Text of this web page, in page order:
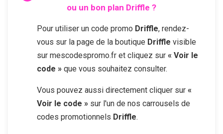
ou un bon plan Driffle ?
Pour utiliser un code promo Driffle, rendez-
vous sur la page de la boutique Driffle visible
sur mescodespromo.fr et cliquez sur « Voir le
code » que vous souhaitez consulter.
Vous pouvez aussi directement cliquer sur «
Voir le code » sur l'un de nos carrousels de
codes promotionnels Driffle.